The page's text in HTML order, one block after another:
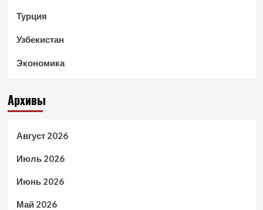
Турция
Узбекистан
Экономика
Архивы
Август 2026
Июль 2026
Июнь 2026
Май 2026